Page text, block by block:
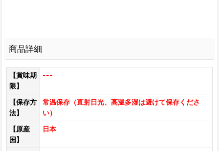
商品詳細
【賞味期
限】
---
【保存方
法】
常温保存（直射日光、高温多湿は避けて保存くださ
い）
【原産
国】
日本